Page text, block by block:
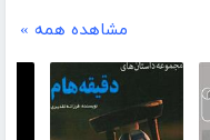
مشاهده همه »